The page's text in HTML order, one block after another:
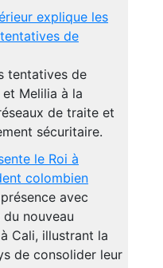
explique les
de
tentatives de
Melilia à la
de traite et
sécuritaire.
le Roi à
colombien
avec
du nouveau
Cali, illustrant la
de consolider leur